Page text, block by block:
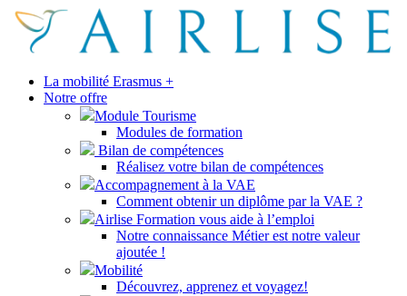
La mobilité Erasmus +
Notre offre
Module Tourisme
Modules de formation
Bilan de compétences
Réalisez votre bilan de compétences
Accompagnement à la VAE
Comment obtenir un diplôme par la VAE ?
Airlise Formation vous aide à l’emploi
Notre connaissance Métier est notre valeur
ajoutée !
Mobilité
Découvrez, apprenez et voyagez!